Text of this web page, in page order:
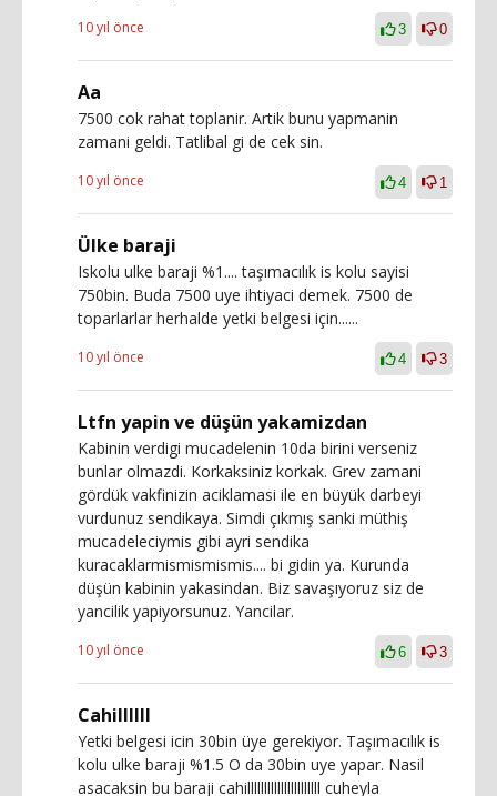
10 yıl önce 3 0
Aa
7500 cok rahat toplanir. Artik bunu yapmanin
zamani geldi. Tatlibal gi de cek sin.
10 yıl önce 4 1
Ülke baraji
Iskolu ulke baraji %1.... taşımacılık is kolu sayisi
750bin. Buda 7500 uye ihtiyaci demek. 7500 de
toparlarlar herhalde yetki belgesi için......
10 yıl önce 4 3
Ltfn yapin ve düşün yakamizdan
Kabinin verdigi mucadelenin 10da birini verseniz
bunlar olmazdi. Korkaksiniz korkak. Grev zamani
gördük vakfinizin aciklamasi ile en büyük darbeyi
vurdunuz sendikaya. Simdi çıkmış sanki müthiş
mucadeleciymis gibi ayri sendika
kuracaklarmismismismis.... bi gidin ya. Kurunda
düşün kabinin yakasindan. Biz savaşıyoruz siz de
yancilik yapiyorsunuz. Yancilar.
10 yıl önce 6 3
Cahillllll
Yetki belgesi icin 30bin üye gerekiyor. Taşımacılık is
kolu ulke baraji %1.5 O da 30bin uye yapar. Nasil
asacaksin bu baraji cahillllllllllllllllllllll cuheyla